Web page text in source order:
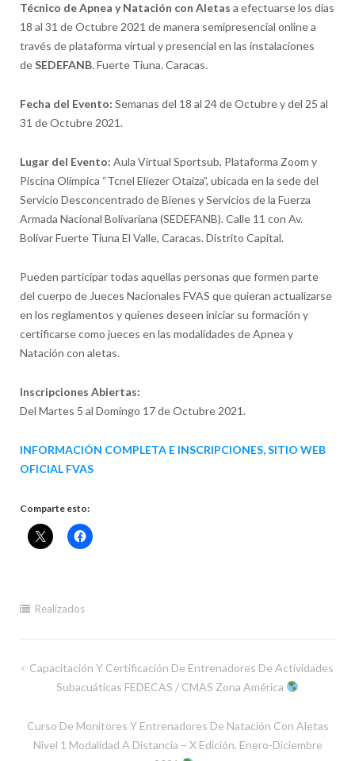
Técnico de Apnea y Natación con Aletas a efectuarse los días
18 al 31 de Octubre 2021 de manera semipresencial online a
través de plataforma virtual y presencial en las instalaciones
deSEDEFANB. Fuerte Tiuna. Caracas.
Fecha del Evento: Semanas del 18 al 24 de Octubre y del 25 al
31 de Octubre 2021.
Lugar del Evento: Aula Virtual Sportsub, Plataforma Zoom y
Piscina Olímpica “Tcnel Eliezer Otaiza”, ubicada en la sede del
Servicio Desconcentrado de Bienes y Servicios de la Fuerza
Armada Nacional Bolivariana (SEDEFANB). Calle 11 con Av.
Bolivar Fuerte Tiuna El Valle, Caracas. Distrito Capital.
Pueden participar todas aquellas personas que formen parte
del cuerpo de Jueces Nacionales FVAS que quieran actualizarse
en los reglamentos y quienes deseen iniciar su formación y
certificarse como jueces en las modalidades de Apnea y
Natación con aletas.
Inscripciones Abiertas:
Del Martes 5 al Domingo 17 de Octubre 2021.
INFORMACIÓN COMPLETA E INSCRIPCIONES, SITIO WEB
OFICIAL FVAS
Comparte esto:
Realizados
Navegación
Capacitación Y Certificación De Entrenadores De Actividades
Subacuáticas FEDECAS / CMAS Zona América
Curso De Monitores Y Entrenadores De Natación Con Aletas
Nivel 1 Modalidad A Distancia – X Edición. Enero-Diciembre